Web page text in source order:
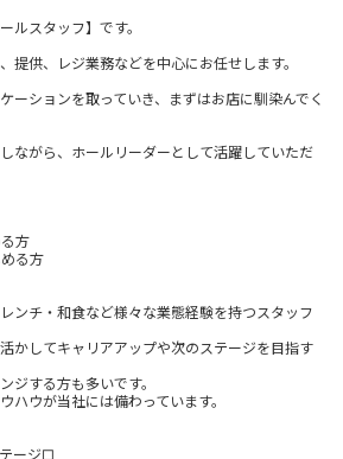
ルスタッフ】です。
提供、レジ業務などを中心にお任せします。
ーションを取っていき、まずはお店に馴染んでく
ながら、ホールリーダーとして活躍していただ
方
る方
ンチ・和食など様々な業態経験を持つスタッフ
かしてキャリアアップや次のステージを目指す
ジする方も多いです。
ハウが当社には備わっています。
ージ□